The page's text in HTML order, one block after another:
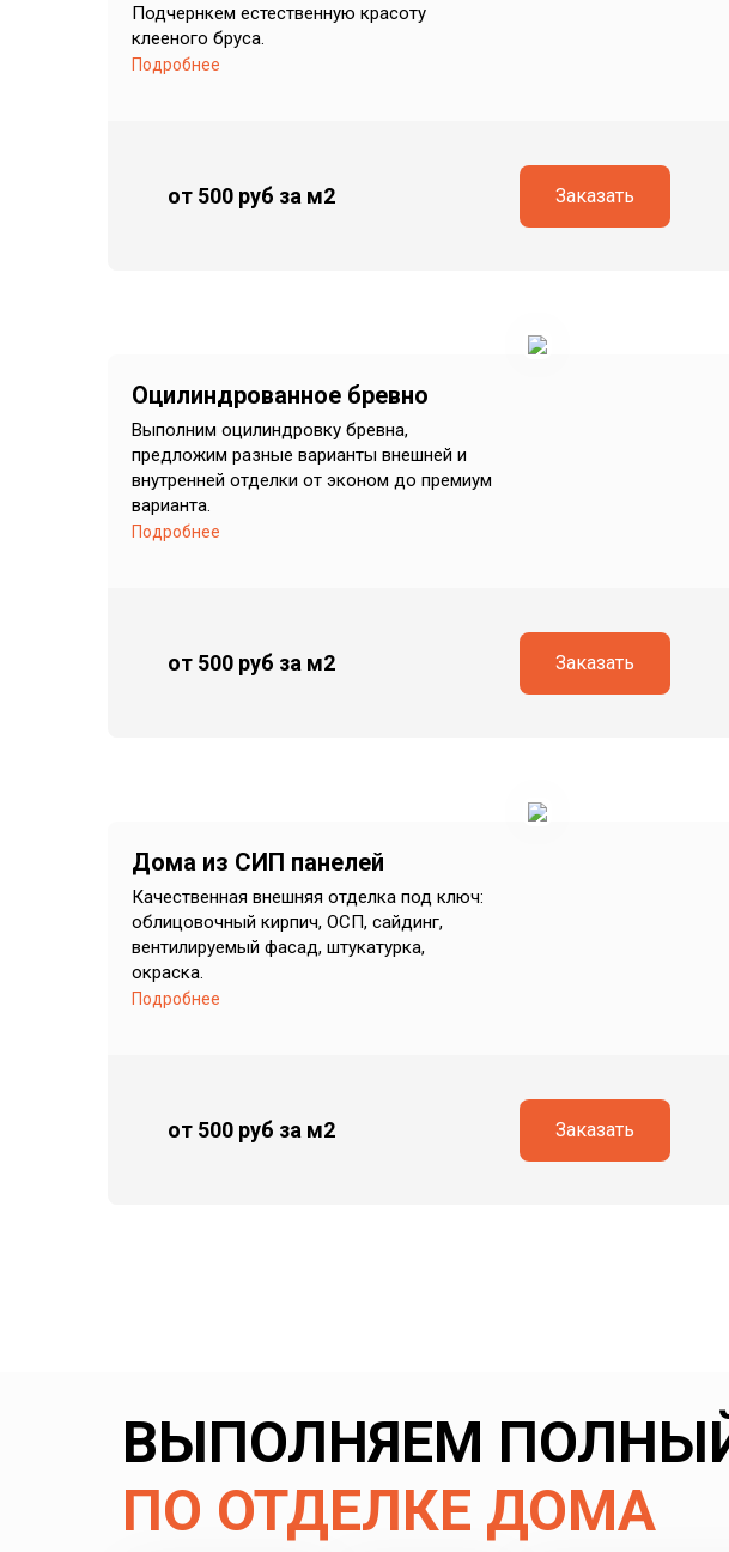
Подчернкем естественную красоту
клееного бруса.
Подробнее
от 500 руб за м2 Заказать
Оцилиндрованное бревно
Выполним оцилиндровку бревна,
предложим разные варианты внешней и
внутренней отделки от эконом до премиум
варианта.
Подробнее
от 500 руб за м2 Заказать
Дома из СИП панелей
Качественная внешняя отделка под ключ:
облицовочный кирпич, ОСП, сайдинг,
вентилируемый фасад, штукатурка,
окраска.
Подробнее
от 500 руб за м2 Заказать
ВЫПОЛНЯЕМ
ПО ОТДЕЛКЕ ДОМА